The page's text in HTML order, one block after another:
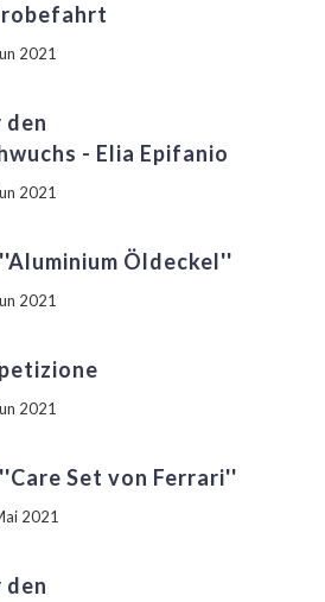
2021
den
- Elia Epifanio
2021
Öldeckel''
2021
2021
Set von Ferrari''
2021
den